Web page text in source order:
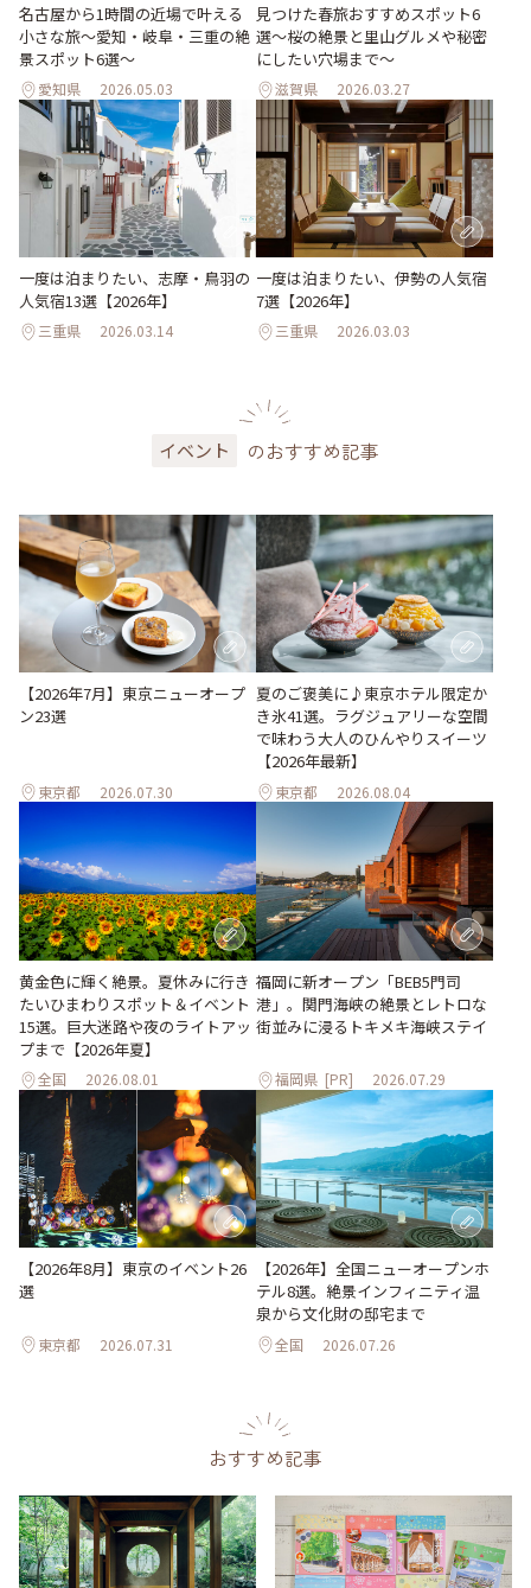
名古屋から1時間の近場で叶える
小さな旅～愛知・岐阜・三重の絶
景スポット6選～
愛知県 2026.05.03
見つけた春旅おすすめスポット6
選～桜の絶景と里山グルメや秘密
にしたい穴場まで～
滋賀県 2026.03.27
一度は泊まりたい、志摩・鳥羽の
人気宿13選【2026年】
三重県 2026.03.14
一度は泊まりたい、伊勢の人気宿
7選【2026年】
三重県 2026.03.03
イベント のおすすめ記事
【2026年7月】東京ニューオープ
ン23選
東京都 2026.07.30
夏のご褒美に♪東京ホテル限定か
き氷41選。ラグジュアリーな空間
で味わう大人のひんやりスイーツ
【2026年最新】
東京都 2026.08.04
黄金色に輝く絶景。夏休みに行き
たいひまわりスポット＆イベント
15選。巨大迷路や夜のライトアッ
プまで【2026年夏】
全国 2026.08.01
福岡に新オープン「BEB5門司
港」。関門海峡の絶景とレトロな
街並みに浸るトキメキ海峡ステイ
福岡県 [PR] 2026.07.29
【2026年8月】東京のイベント26
選
東京都 2026.07.31
【2026年】全国ニューオープンホ
テル8選。絶景インフィニティ温
泉から文化財の邸宅まで
全国 2026.07.26
おすすめ記事